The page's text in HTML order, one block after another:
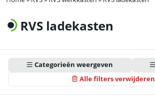
RVS ladekasten
Categorieën weergeven
Alle filters verwijderen